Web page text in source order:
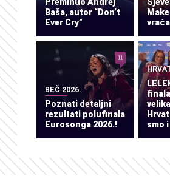
Preminuo Andrej
Baša, autor “Don’t
Ever Cry”
BEČ 2026.
Poznati detaljni
rezultati polufinala
Eurosonga 2026.!
11
smo